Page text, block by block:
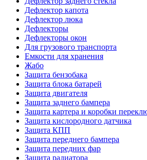
Дефлектор капота
Дефлектор люка
Дефлекторы
Дефлекторы окон
Для грузового транспорта
Емкости для хранения
Жабо
Защита бензобака
Защита блока батарей
Защита двигателя
Защита заднего бампера
Защита картера и коробки
Защита кислородного датчика
Защита КПП
Защита переднего бампера
Защита передних фар
Защита радиатора